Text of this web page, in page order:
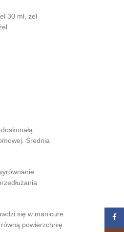
30 ml, żel
Średnia
się w manicure
powierzchnię